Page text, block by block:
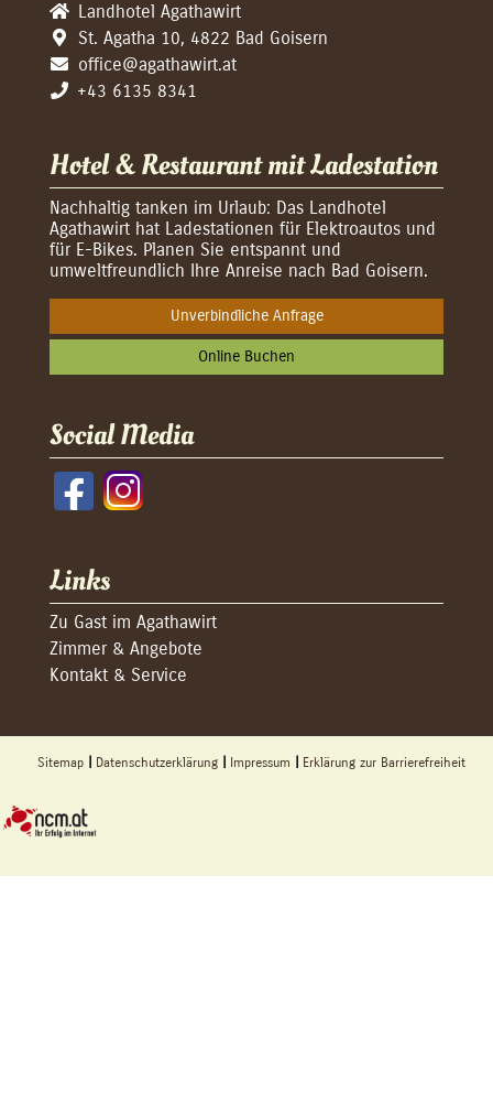
Landhotel Agathawirt
St. Agatha 10, 4822 Bad Goisern
office@agathawirt.at
+43 6135 8341
Hotel & Restaurant mit Ladestation
Nachhaltig tanken im Urlaub: Das Landhotel
Agathawirt hat Ladestationen für Elektroautos und
für E-Bikes. Planen Sie entspannt und
umweltfreundlich Ihre Anreise nach Bad Goisern.
Unverbindliche Anfrage
Online Buchen
Social Media
Links
Zu Gast im Agathawirt
Zimmer & Angebote
Kontakt & Service
Sitemap Datenschutzerklärung Impressum Erklärung zur Barrierefreiheit